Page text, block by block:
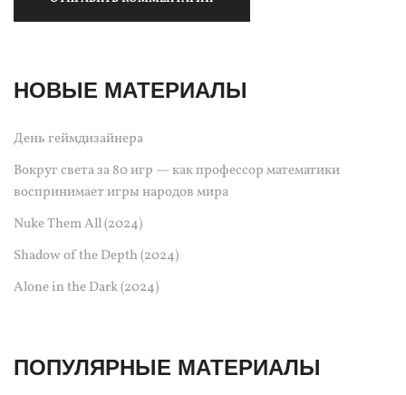
НОВЫЕ МАТЕРИАЛЫ
День геймдизайнера
Вокруг света за 80 игр — как профессор математики
воспринимает игры народов мира
Nuke Them All (2024)
Shadow of the Depth (2024)
Alone in the Dark (2024)
ПОПУЛЯРНЫЕ МАТЕРИАЛЫ